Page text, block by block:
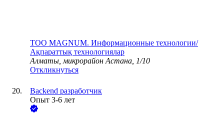
ТОО MAGNUM. Информационные технологии/
Ақпараттық технологиялар
Алматы, микрорайон Астана, 1/10
Откликнуться
Backend разработчик
Опыт 3-6 лет